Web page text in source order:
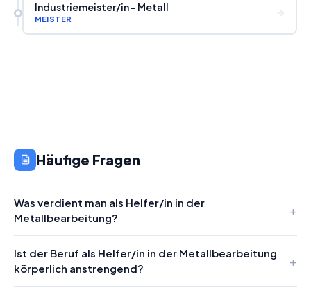
Industriemeister/in - Metall
MEISTER
Häufige Fragen
Was verdient man als Helfer/in in der
Metallbearbeitung?
Ist der Beruf als Helfer/in in der Metallbearbeitung
körperlich anstrengend?